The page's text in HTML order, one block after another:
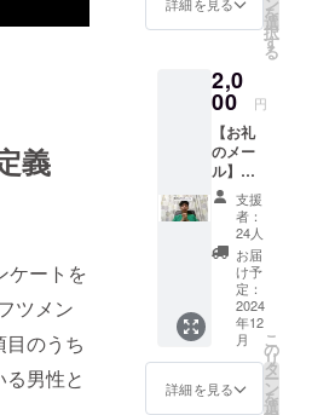
義
ケートを
ツメン
のうち
男性と
き、あ
りがと
いま
す！ ク
ラウド
ファン
ディン
グの終
了後に
はお電
話（10
分以
内）に
てお礼
の言葉
を述べ
させて
頂きま
す。令
を
選
択
す
る
2,0
00 円
【お礼
のメー
ル】
FLATを
ただた
だ応援
してい
ただけ
る方へ
のリ
ターン
です。
応援し
ていた
だき、
支援
者：
24人
お届
け予
定：
2024
年12
月
詳細を見る
こ
の
リ
タ
ー
ン
を
選